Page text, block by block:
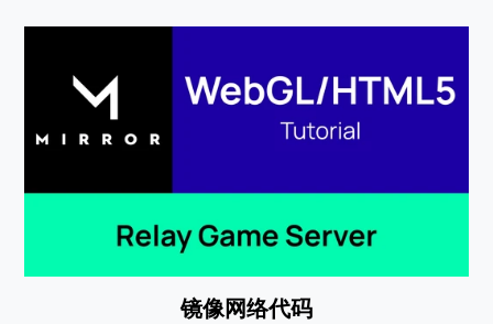
镜像网络代码